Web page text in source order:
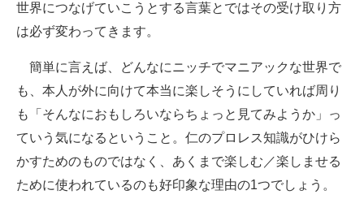
世界につなげていこうとする言葉とではその受け取り方
は必ず変わってきます。
簡単に言えば、どんなにニッチでマニアックな世界で
も、本人が外に向けて本当に楽しそうにしていれば周り
も「そんなにおもしろいならちょっと見てみようか」っ
ていう気になるということ。仁のプロレス知識がひけら
かすためのものではなく、あくまで楽しむ／楽しませる
ために使われているのも好印象な理由の1つでしょう。